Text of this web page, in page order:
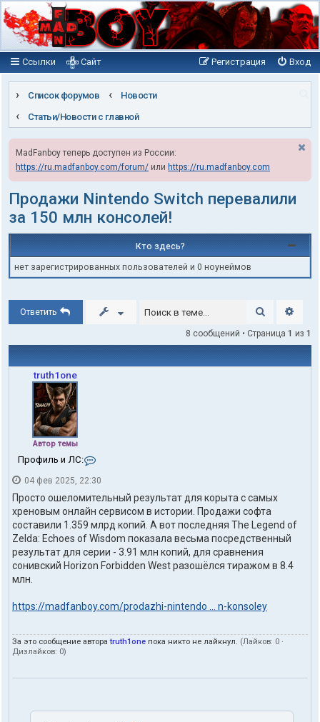
Ссылки Вход
Регистрация
Сайт
Список форумов
Новости
Статьи/Новости с главной
MadFanboy теперь доступен из России:
https://ru.madfanboy.com/forum/ или https://ru.madfanboy.com
Продажи Nintendo Switch перевалили
за 150 млн консолей!
Кто здесь?
нет зарегистрированных пользователей и 0 ноунеймов
Ответить Поиск
8 сообщений • Страница 1 из 1
truth1one
Автор темы
Профиль и ЛС:
н
т
а
к
т
ы
п
о
о
т
я
u
04 фев 2025, 22:30
Просто ошеломительный результат для корыта с самых
хреновым онлайн сервисом в истории. Продажи софта
составили 1.359 млрд копий. А вот последняя The Legend of
Zelda: Echoes of Wisdom показала весьма посредственный
результат для серии - 3.91 млн копий, для сравнения
сонивский Horizon Forbidden West разошёлся тиражом в 8.4
млн.
https://madfanboy.com/prodazhi-nintendo ... n-konsoley
За это сообщение автораtruth1one пока никто не лайкнул. (Лайков: 0 ·
Дизлайков: 0)